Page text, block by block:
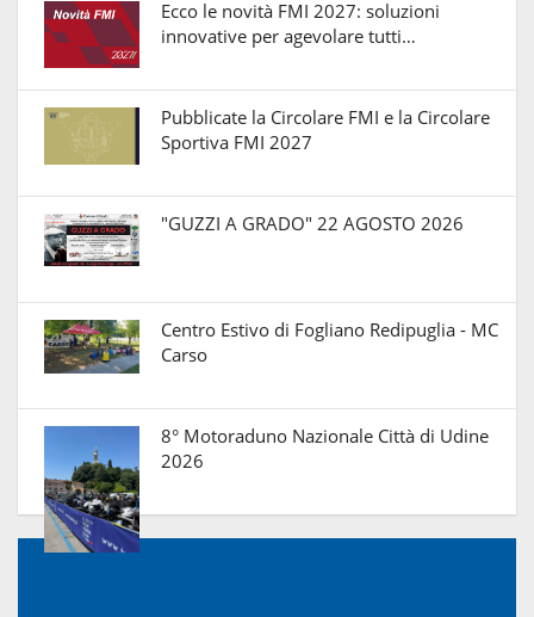
Ecco le novità FMI 2027: soluzioni
innovative per agevolare tutti…
Pubblicate la Circolare FMI e la Circolare
Sportiva FMI 2027
"GUZZI A GRADO" 22 AGOSTO 2026
Centro Estivo di Fogliano Redipuglia - MC
Carso
8° Motoraduno Nazionale Città di Udine
2026